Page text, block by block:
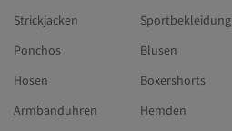
Strickjacken
Sportbekleidung
Ponchos
Blusen
Hosen
Boxershorts
Armbanduhren
Hemden